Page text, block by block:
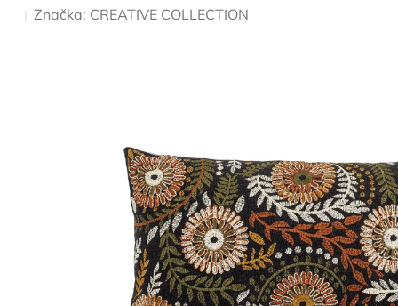
Značka: CREATIVE COLLECTION